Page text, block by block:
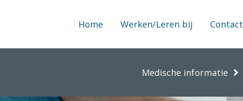
Home Werken/Leren bij Contact
Medische informatie